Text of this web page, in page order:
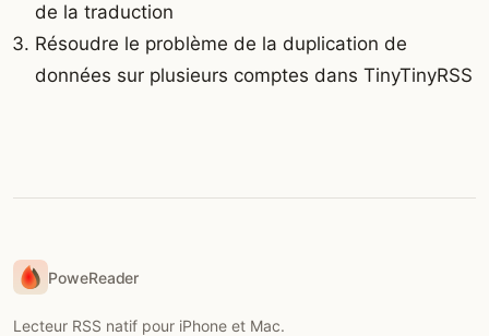
de la traduction
Résoudre le problème de la duplication de
données sur plusieurs comptes dans TinyTinyRSS
PoweReader
Lecteur RSS natif pour iPhone et Mac.